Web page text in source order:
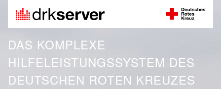
DAS KOMPLEXE
HILFELEISTUNGSSYSTEM DES
DEUTSCHEN ROTEN KREUZES